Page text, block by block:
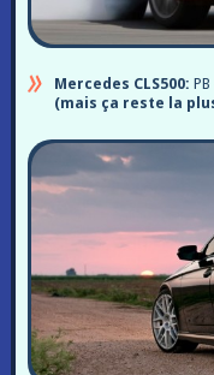
Mercedes CLS500:
(mais ça reste la